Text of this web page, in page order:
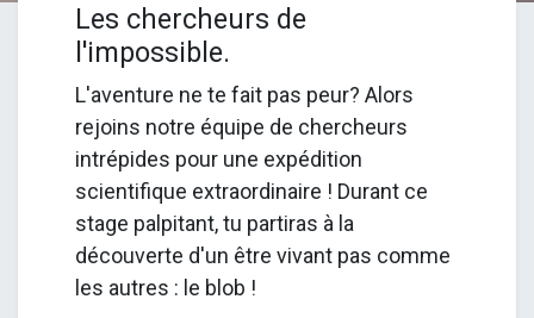
Les chercheurs de
l'impossible.
L'aventure ne te fait pas peur? Alors
rejoins notre équipe de chercheurs
intrépides pour une expédition
scientifique extraordinaire ! Durant ce
stage palpitant, tu partiras à la
découverte d'un être vivant pas comme
les autres : le blob !